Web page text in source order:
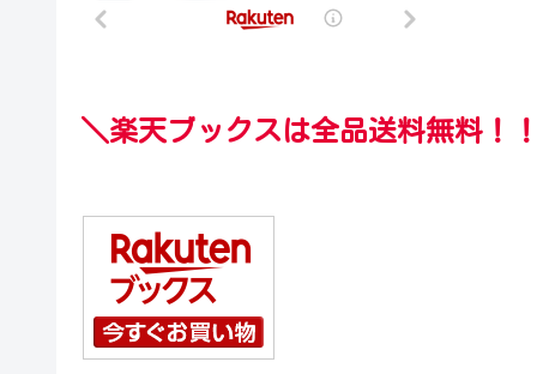
＼楽天ブックスは全品送料無料！